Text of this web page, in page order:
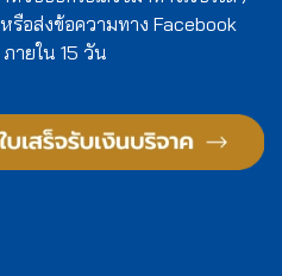
รือส่งข้อความทาง Facebook
ายใน 15 วัน